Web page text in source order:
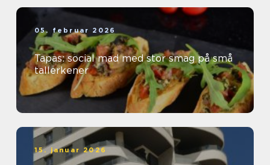
05. februar 2026
Tapas: social mad med stor smag på små
tallerkener
15. januar 2026